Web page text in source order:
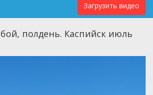
Загрузить видео
полдень. Каспийск июль